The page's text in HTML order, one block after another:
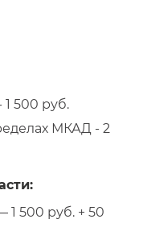
500 руб.
МКАД - 2
500 руб. + 50